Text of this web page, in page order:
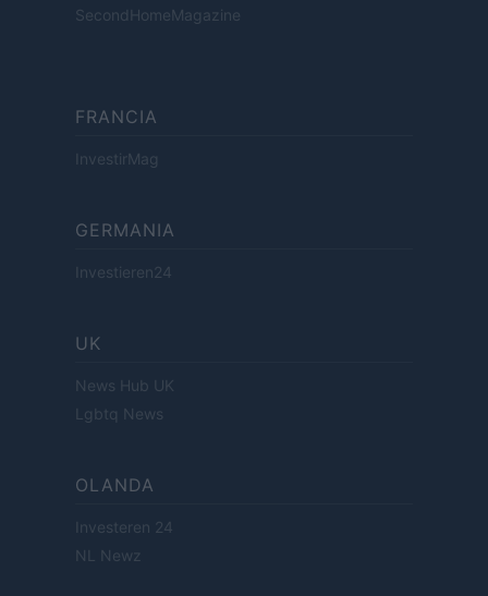
SecondHomeMagazine
FRANCIA
InvestirMag
GERMANIA
Investieren24
UK
News Hub UK
Lgbtq News
OLANDA
Investeren 24
NL Newz